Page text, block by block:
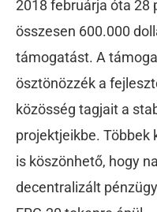
2018 februárja óta 28
összesen 600.000
támogatást. A
ösztönözzék a
közösség tagjait a
projektjeikbe. Többek
is köszönhető, hogy
decentralizált